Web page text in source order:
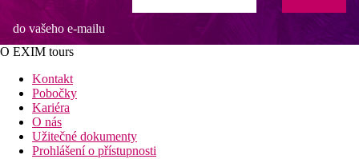
do vašeho e-mailu
O EXIM tours
Kontakt
Pobočky
Kariéra
O nás
Užitečné dokumenty
Prohlášení o přístupnosti